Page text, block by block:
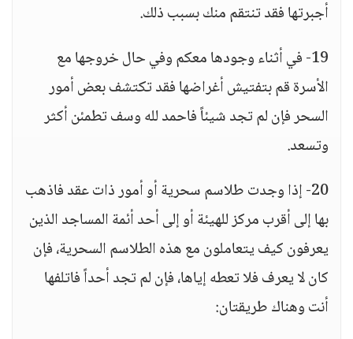
أجبرتها فقد تنتقم منك بسبب ذلك.
19- في أثناء وجودها معكم وفي حال خروجها مع
الأسرة قم بتفتيش أغراضها فقد تكتشف بعض أمور
السحر فإن لم تجد شيئاً فاحمد لله وسف تطمئن أكثر
وتسعد.
20- إذا وجدت طلاسم سحرية أو أمور ذات عقد فاذهب
بها إلى أقرب مركز للهيئة أو إلى أحد أئمة المساجد الذين
يعرفون كيف يتعاملون مع هذه الطلاسم السحرية، فإن
كان لا يعرف فلا تعطه إياها، فإن لم تجد أحداً فاتلفها
أنت وهناك طريقتان: